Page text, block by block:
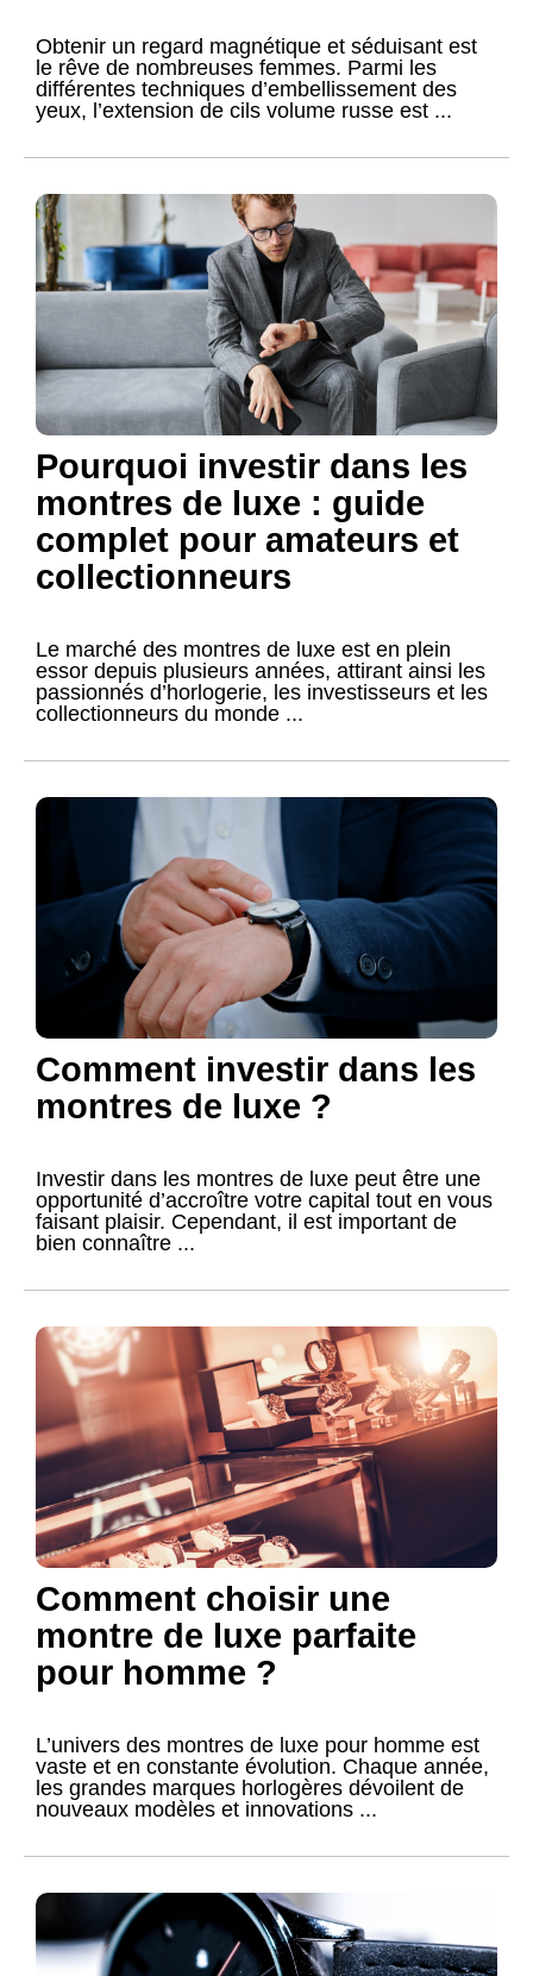
Obtenir un regard magnétique et séduisant est
le rêve de nombreuses femmes. Parmi les
différentes techniques d’embellissement des
yeux, l’extension de cils volume russe est ...
Pourquoi investir dans les
montres de luxe : guide
complet pour amateurs et
collectionneurs
Le marché des montres de luxe est en plein
essor depuis plusieurs années, attirant ainsi les
passionnés d’horlogerie, les investisseurs et les
collectionneurs du monde ...
Comment investir dans les
montres de luxe ?
Investir dans les montres de luxe peut être une
opportunité d’accroître votre capital tout en vous
faisant plaisir. Cependant, il est important de
bien connaître ...
Comment choisir une
montre de luxe parfaite
pour homme ?
L’univers des montres de luxe pour homme est
vaste et en constante évolution. Chaque année,
les grandes marques horlogères dévoilent de
nouveaux modèles et innovations ...